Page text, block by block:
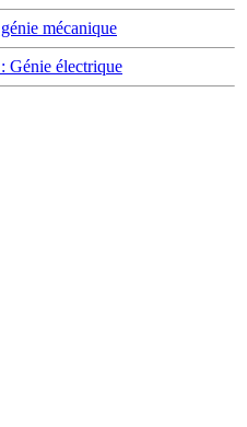
mécanique
Génie électrique